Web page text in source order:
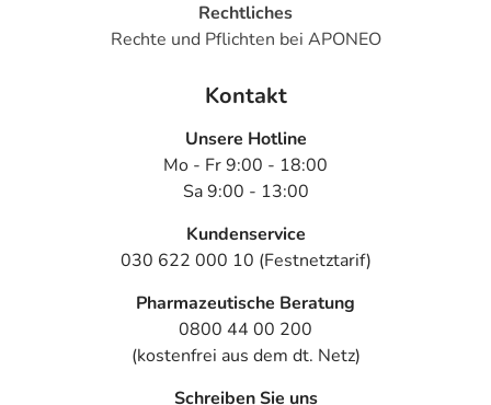
Rechtliches
Rechte und Pflichten bei APONEO
Kontakt
Unsere Hotline
Mo - Fr 9:00 - 18:00
Sa 9:00 - 13:00
Kundenservice
030 622 000 10 (Festnetztarif)
Pharmazeutische Beratung
0800 44 00 200
(kostenfrei aus dem dt. Netz)
Schreiben Sie uns